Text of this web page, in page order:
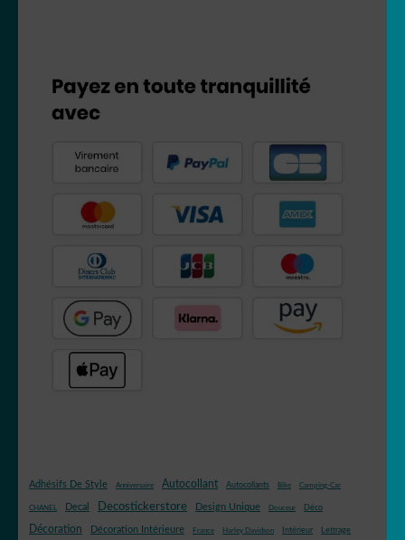
Adhésifs De Style Anniversaire Autocollant Autocollants Bike Camping-Car
CHANEL Decal Decostickerstore Design Unique Douceur Déco
Décoration Décoration Intérieure France Harley Davidson Intérieur Lettrage